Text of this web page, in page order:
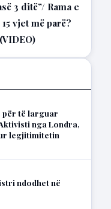
3 ditë”/ Rama e
vjet më parë?
për të larguar
nga Londra,
legjitimitetin
ndodhet në